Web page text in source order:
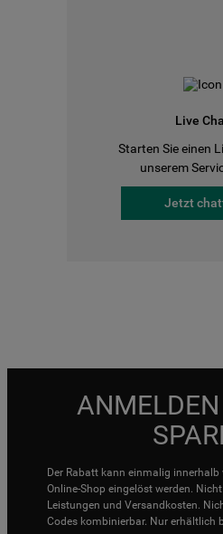
Live
Starten Sie einen
unserem
Jetzt
Der Rabatt kann einmalig
Online-Shop eingelöst werden.
Leistungen und Versandkosten.
Codes kombinierbar. Nur erhältlich